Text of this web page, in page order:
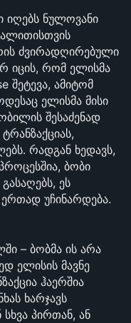
იღებს ნულოვანი
ძვირადღირებული
იცის, რომ ელისმა
შეტევა, ამიტომ
ელისმა მისი
შესაძენად
რადგან ხედავს,
ბობი
ეს
უჩინარდება.
– ბობმა ის არა
ელისის მავნე
ჰაერშია
ხარჯავს
პირთან, ან